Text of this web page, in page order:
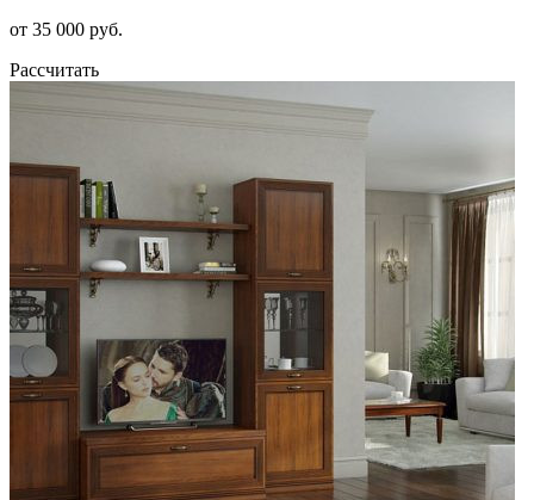
от 35 000 руб.
Рассчитать